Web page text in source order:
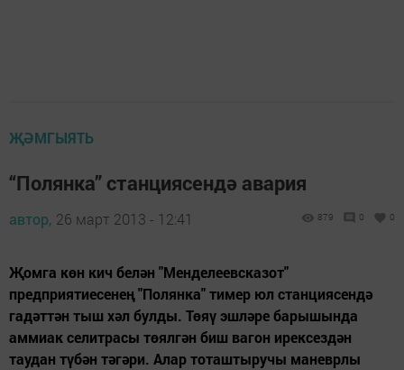
ҖӘМГЫЯТЬ
“Полянка” станциясендә авария
автор, 26 март 2013 - 12:41 879 0 0
Җомга көн кич белән "Менделеевсказот"
предприятиесенең "Полянка" тимер юл станциясендә
гадәттән тыш хәл булды. Төяү эшләре барышында
аммиак селитрасы төялгән биш вагон ирексездән
таудан түбән тәгәри. Алар тоташтыручы маневрлы